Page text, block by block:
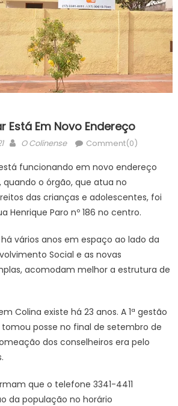
Está Em Novo Endereço
Author
O Colinense Comment(0)
funcionando em novo endereço
quando o órgão, que atua no
das crianças e adolescentes, foi
Henrique Paro nº 186 no centro.
vários anos em espaço ao lado da
Social e as novas
acomodam melhor a estrutura de
Colina existe há 23 anos. A 1ª gestão
posse no final de setembro de
dos conselheiros era pelo
que o telefone 3341-4411
da população no horário